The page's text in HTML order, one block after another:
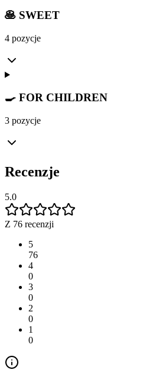
🥞 SWEET
4 pozycje
🍳 FOR CHILDREN
3 pozycje
Recenzje
5.0
Z 76 recenzji
5
76
4
0
3
0
2
0
1
0